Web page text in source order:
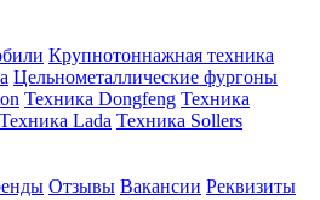
Крупнотоннажная техника
Цельнометаллические фургоны
Техника Dongfeng Техника
Техника Lada Техника Sollers
Отзывы Вакансии Реквизиты